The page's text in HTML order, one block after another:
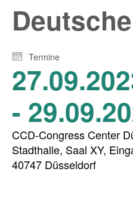
zum
Inhalt
zur
Suche
Termine
-
CCD-Congress Center
Stadthalle, Saal XY,
40747 Düsseldorf